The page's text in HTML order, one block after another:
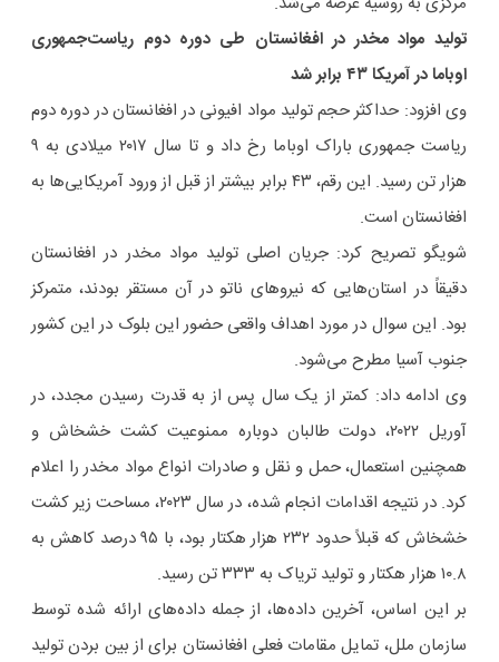
تولید مواد مخدر در افغانستان طی دوره دوم ریاست‌جمهوری
اوباما در آمریکا ۴۳ برابر شد
وی افزود:‌ حداکثر حجم تولید مواد افیونی در افغانستان در دوره دوم
ریاست جمهوری باراک اوباما رخ داد و تا سال ۲۰۱۷ میلادی به ۹
هزار تن رسید. این رقم، ۴۳ برابر بیشتر از قبل از ورود آمریکایی‌ها به
افغانستان است.
شویگو تصریح کرد: جریان اصلی تولید مواد مخدر در افغانستان
دقیقاً در استان‌هایی که نیروهای ناتو در آن مستقر بودند، متمرکز
بود. این سوال در مورد اهداف واقعی حضور این بلوک در این کشور
جنوب آسیا مطرح می‌شود.
وی ادامه داد: کمتر از یک سال پس از به قدرت رسیدن مجدد، در
آوریل ۲۰۲۲، دولت طالبان دوباره ممنوعیت کشت خشخاش و
همچنین استعمال، حمل و نقل و صادرات انواع مواد مخدر را اعلام
کرد. در نتیجه اقدامات انجام شده، در سال ۲۰۲۳، مساحت زیر کشت
خشخاش که قبلاً حدود ۲۳۲ هزار هکتار بود، با ۹۵ درصد کاهش به
۱۰.۸ هزار هکتار و تولید تریاک به ۳۳۳ تن رسید.
بر این اساس، آخرین داده‌ها، از جمله داده‌های ارائه شده توسط
سازمان ملل، تمایل مقامات فعلی افغانستان برای از بین بردن تولید